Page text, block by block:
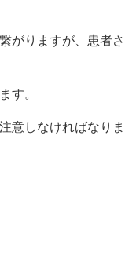
がりますが、患者さ
す。
意しなければなりま